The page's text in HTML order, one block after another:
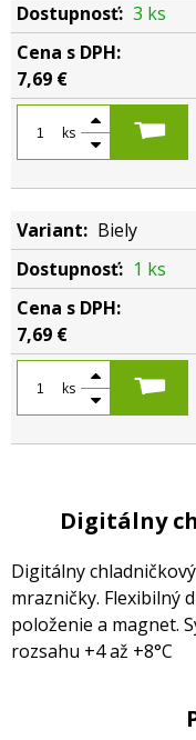
3 ks
7,69 €
ks
Biely
1 ks
7,69 €
ks
Digitálny
Digitálny
mrazničky. Flexibilný
položenie a magnet.
rozsahu +4 až +8°C